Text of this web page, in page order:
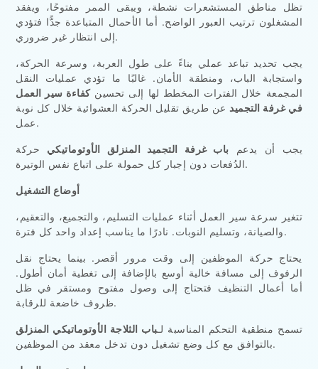
تظل مناطق المستشعرات نشطة، ويبقى الممر مفتوحًا، ويفقد
المشغلون ترتيب العبور الواضح. أما الأحمال المتباعدة جدًّا فتؤدي
إلى انتظار غير ضروري.
يجب تحديد تباعد عملي بناءً على طول العربة، وسرعة الحركة،
واستجابة الباب، ومنطقة الأمان. غالبًا ما تؤدي عمليات النقل
المجمعة خلال الفترات المخطط لها إلى تحسينكفاءة سير العمل
في غرفة التجميد عن طريق تقليل الحركة العشوائية خلال كل نوبة
عمل.
يجب أن يدعم باب غرفة التجميد المنزلق الأوتوماتيكي حركة
الدُفعات دون إجبار كل حمولة على اتباع نفس الوتيرة.
أوضاع التشغيل
تتغير سرعة سير العمل أثناء عمليات التسليم، والتجميع، والتعقيم،
والصيانة، وتسليم النوبات. نادرًا ما يناسب إعداد واحد كل فترة.
يحتاج حركة الموظفين إلى وقت مرور أقصر. بينما يحتاج نقل
الرفوف إلى مسافة خالية أوسع بالإضافة إلى تغطية أمان أطول.
أما أعمال التنظيف فتحتاج إلى وصول مفتوح ومستقر في ظل
ظروف خاضعة للرقابة.
تسمح منطقية التحكم المناسبة لـباب الثلاجة الأوتوماتيكي المنزلق
بالتوافق مع كل وضع تشغيل دون تدخل معقد من الموظفين.